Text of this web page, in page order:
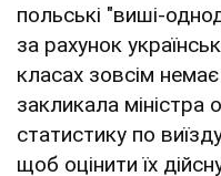
польські "виші-
за рахунок
класах зовсім
закликала міністра
статистику по
щоб оцінити їх